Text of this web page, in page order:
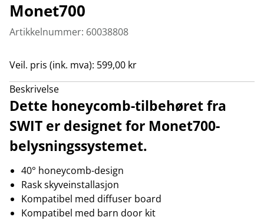
Monet700
Artikkelnummer: 60038808
Veil. pris (ink. mva): 599,00 kr
Beskrivelse
Dette honeycomb-tilbehøret fra
SWIT er designet for Monet700-
belysningssystemet.
40° honeycomb-design
Rask skyveinstallasjon
Kompatibel med diffuser board
Kompatibel med barn door kit